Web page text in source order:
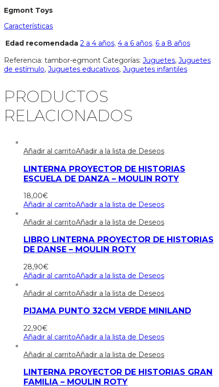
Egmont Toys
Características
Edad recomendada 2 a 4 años, 4 a 6 años, 6 a 8 años
Referencia: tambor-egmont Categorías: Juguetes, Juguetes
de estímulo, Juguetes educativos, Juguetes infantiles
PRODUCTOS
RELACIONADOS
Añadir al carritoAñadir a la lista de Deseos
LINTERNA PROYECTOR DE HISTORIAS
ESCUELA DE DANZA – MOULIN ROTY
18,00€
Añadir al carritoAñadir a la lista de Deseos
Añadir al carritoAñadir a la lista de Deseos
LIBRO LINTERNA PROYECTOR DE HISTORIAS
DE DANSE – MOULIN ROTY
28,90€
Añadir al carritoAñadir a la lista de Deseos
Añadir al carritoAñadir a la lista de Deseos
PIJAMA PUNTO 32CM VERDE MINILAND
22,90€
Añadir al carritoAñadir a la lista de Deseos
Añadir al carritoAñadir a la lista de Deseos
LINTERNA PROYECTOR DE HISTORIAS GRAN
FAMILIA – MOULIN ROTY